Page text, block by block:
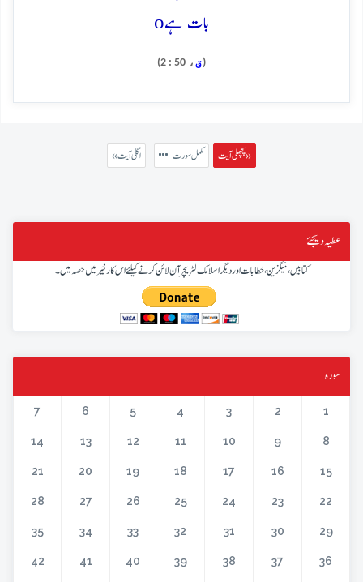
بات ہےo
(ق ، 50 : 2)
پچھلی آیت » مکمل سورت « اگلی آیت
عطیہ دیجئے
کتابیں، میگزین، خطابات اور دیگر اسلامک لٹریچر آن لائن کرنے کیلئے اس کار خیر میں حصہ لیں۔
سورہ
1
2
3
4
5
6
7
8
9
10
11
12
13
14
15
16
17
18
19
20
21
22
23
24
25
26
27
28
29
30
31
32
33
34
35
36
37
38
39
40
41
42